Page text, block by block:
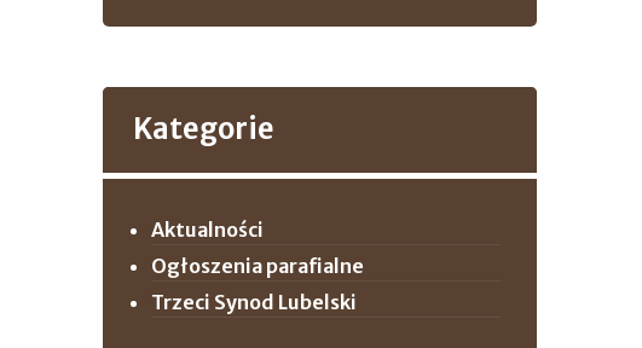
Kategorie
Aktualności
Ogłoszenia parafialne
Trzeci Synod Lubelski